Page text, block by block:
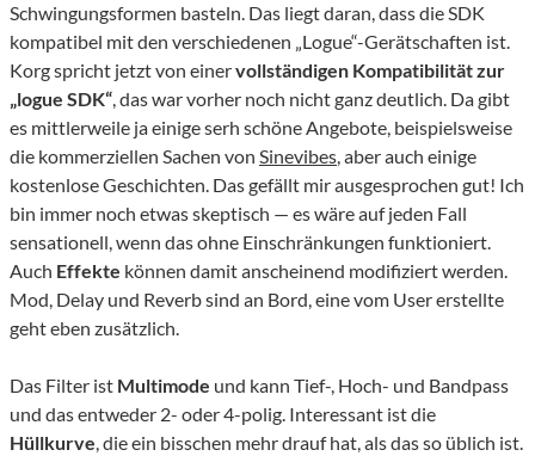
Schwingungsformen basteln. Das liegt daran, dass die SDK
kompatibel mit den verschiedenen „Logue“-Gerätschaften ist.
Korg spricht jetzt von einervollständigen Kompatibilität zur
„logue SDK“, das war vorher noch nicht ganz deutlich. Da gibt
es mittlerweile ja einige serh schöne Angebote, beispielsweise
die kommerziellen Sachen von Sinevibes, aber auch einige
kostenlose Geschichten. Das gefällt mir ausgesprochen gut! Ich
bin immer noch etwas skeptisch — es wäre auf jeden Fall
sensationell, wenn das ohne Einschränkungen funktioniert.
Auch Effekte können damit anscheinend modifiziert werden.
Mod, Delay und Reverb sind an Bord, eine vom User erstellte
geht eben zusätzlich.
Das Filter ist Multimode und kann Tief-, Hoch- und Bandpass
und das entweder 2- oder 4-polig. Interessant ist die
Hüllkurve, die ein bisschen mehr drauf hat, als das so üblich ist.